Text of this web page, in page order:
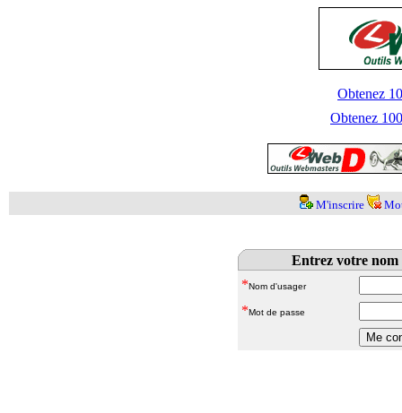
Obtenez
Obtenez
M'inscrire
Entrez votre nom
*Nom d'usager
*Mot de passe